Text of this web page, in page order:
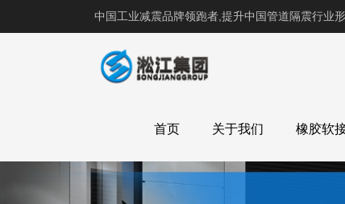
中国工业减震品牌领跑者,提升中国管道隔震行业
首页 关于我们 橡胶软